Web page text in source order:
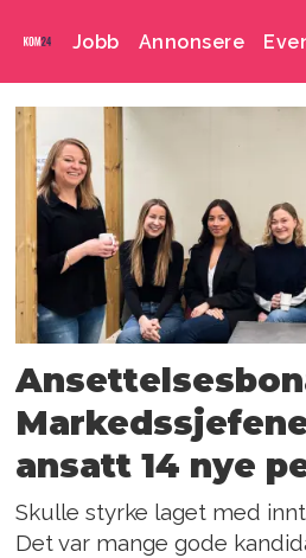
Jobb Annonsere
Emne:
hanne
ormar
ansatt 14 nye
Skulle styrke laget med
Det var mange gode